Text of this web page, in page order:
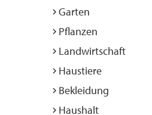
Garten
Pflanzen
Landwirtschaft
Haustiere
Bekleidung
Haushalt